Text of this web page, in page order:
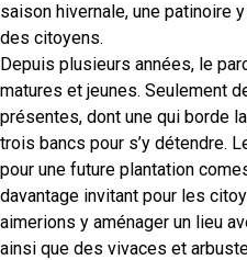
saison hivernale, une patinoire
des citoyens.
Depuis plusieurs années, le
matures et jeunes. Seulement
présentes, dont une qui borde
trois bancs pour s’y détendre.
pour une future plantation
davantage invitant pour les
aimerions y aménager un lieu
ainsi que des vivaces et